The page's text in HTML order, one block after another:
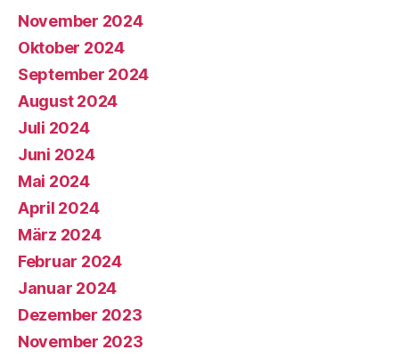
November 2024
Oktober 2024
September 2024
August 2024
Juli 2024
Juni 2024
Mai 2024
April 2024
März 2024
Februar 2024
Januar 2024
Dezember 2023
November 2023